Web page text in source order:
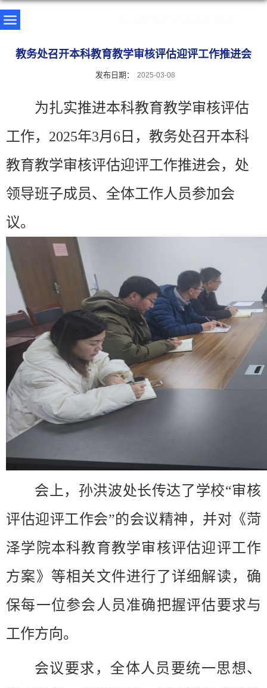
教务处召开本科教育教学审核评估迎评工作推进会
发布日期： 2025-03-08
为扎实推进本科教育教学审核评估
工作，2025年3月6日，教务处召开本科
教育教学审核评估迎评工作推进会，处
领导班子成员、全体工作人员参加会
议。
会上，孙洪波处长传达了学校“审核
评估迎评工作会”的会议精神，并对《菏
泽学院本科教育教学审核评估迎评工作
方案》等相关文件进行了详细解读，确
保每一位参会人员准确把握评估要求与
工作方向。
会议要求，全体人员要统一思想、